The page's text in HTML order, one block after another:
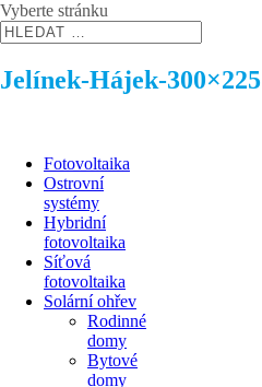
Vyberte stránku
Jelínek-Hájek-300×225
Fotovoltaika
Ostrovní
systémy
Hybridní
fotovoltaika
Síťová
fotovoltaika
Solární ohřev
Rodinné
domy
Bytové
domy